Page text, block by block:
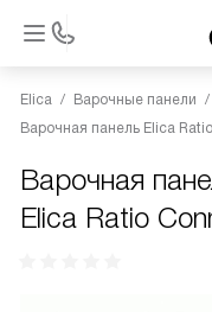
Elica
Варочные панели
Варочная панель Elica
Варочная
Elica Ratio